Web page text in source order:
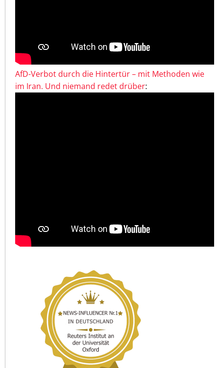
AfD-Verbot durch die Hintertür – mit Methoden wie
im Iran. Und niemand redet drüber: